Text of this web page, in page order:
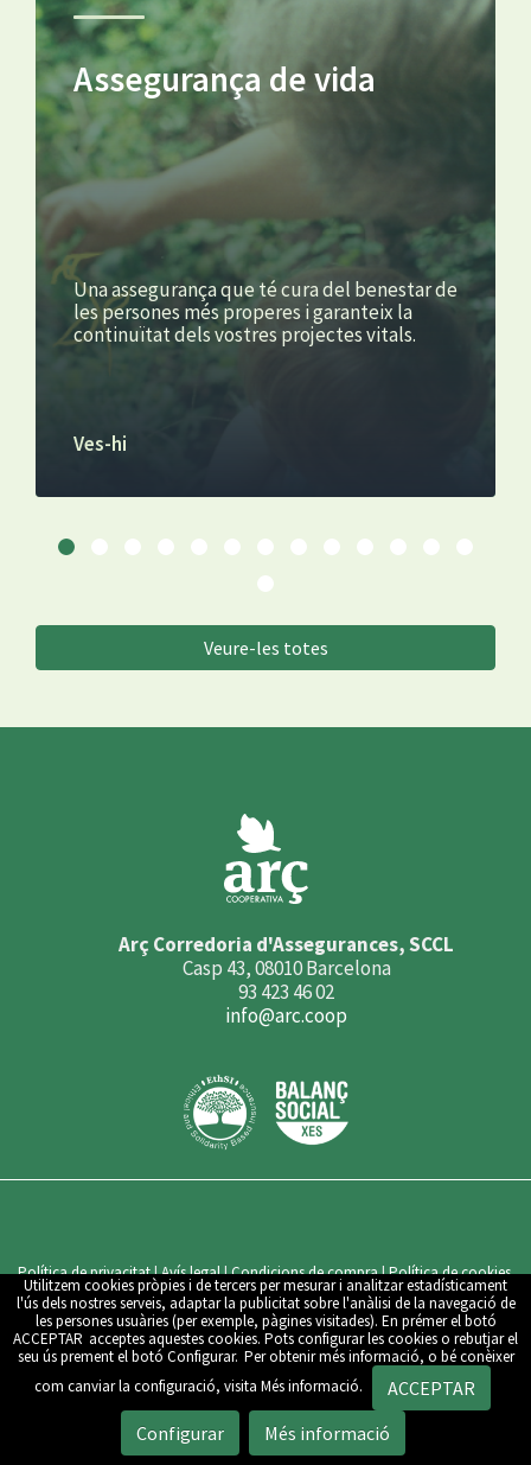
Assegurança de vida
Una assegurança que té cura del benestar de
les persones més properes i garanteix la
continuïtat dels vostres projectes vitals.
Ves-hi
Veure-les totes
FER UN PRESSUPOST
Arç Corredoria d'Assegurances, SCCL
Casp 43, 08010 Barcelona
93 423 46 02
info@arc.coop
Política de privacitat|Avís legal|Condicions de compra|Política de cookies
|Configuració de cookies
Amb el suport de
Utilitzem cookies pròpies i de tercers per mesurar i analitzar estadísticament
l'ús dels nostres serveis, adaptar la publicitat sobre l'anàlisi de la navegació de
les persones usuàries (per exemple, pàgines visitades). En prémer el botó
ACCEPTAR acceptes aquestes cookies. Pots configurar les cookies o rebutjar el
seu ús prement el botó Configurar. Per obtenir més informació, o bé conèixer
com canviar la configuració, visita Més informació.
ACCEPTAR
Configurar
Més informació